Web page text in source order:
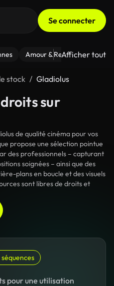
Se connecter
Amour & Relations Le
Afficher tout
stock Gladiolus
sur
de qualité cinéma pour vos
propose une sélection pointue
des professionnels – capturant
soignées – ainsi que des
plans en boucle et des visuels
sont libres de droits et
pour une utilisation